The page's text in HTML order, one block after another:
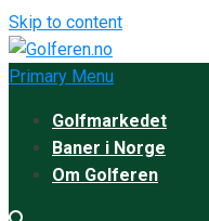
Skip to content
Primary Menu
Golfmarkedet
Baner i Norge
Om Golferen